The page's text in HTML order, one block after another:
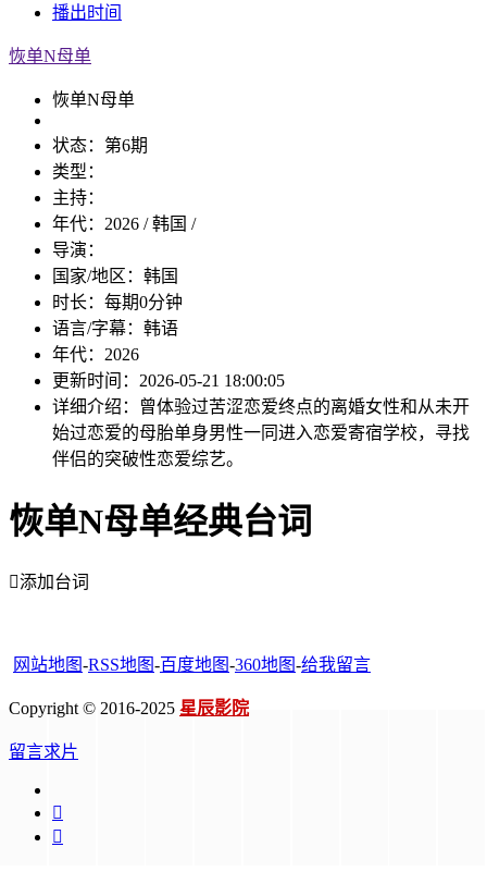
播出时间
恢单N母单
恢单N母单
状态： 第6期
类型：
主持：
年代： 2026 / 韩国 /
导演：
国家/地区： 韩国
时长： 每期0分钟
语言/字幕： 韩语
年代： 2026
更新时间： 2026-05-21 18:00:05
详细介绍：
曾体验过苦涩恋爱终点的离婚女性和从未开
始过恋爱的母胎单身男性一同进入恋爱寄宿学校，寻找
伴侣的突破性恋爱综艺。 ​​​
恢单N母单经典台词
添加台词
网站地图-RSS地图-百度地图-360地图-给我留言
Copyright © 2016-2025 星辰影院
留言求片

